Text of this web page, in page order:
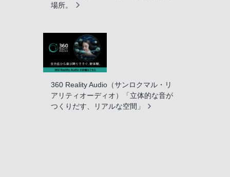
場所。
360 Reality Audio（サンロクマル・リ
アリティオーディオ）「立体的な音が
つくりだす、リアルな空間」